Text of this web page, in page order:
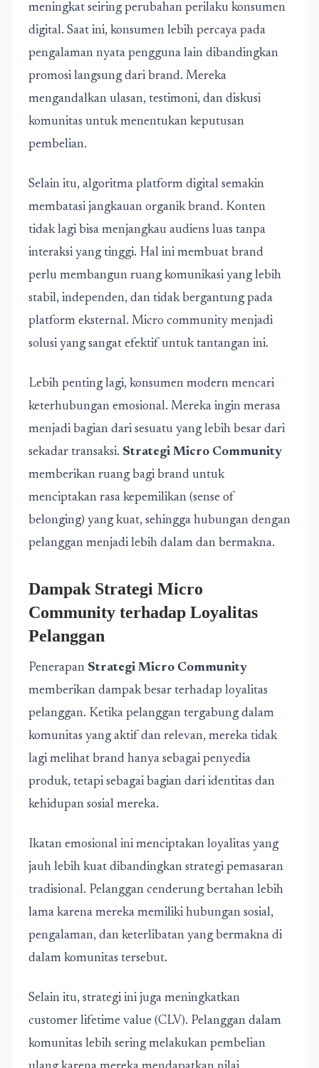
meningkat seiring perubahan perilaku konsumen
digital. Saat ini, konsumen lebih percaya pada
pengalaman nyata pengguna lain dibandingkan
promosi langsung dari brand. Mereka
mengandalkan ulasan, testimoni, dan diskusi
komunitas untuk menentukan keputusan
pembelian.
Selain itu, algoritma platform digital semakin
membatasi jangkauan organik brand. Konten
tidak lagi bisa menjangkau audiens luas tanpa
interaksi yang tinggi. Hal ini membuat brand
perlu membangun ruang komunikasi yang lebih
stabil, independen, dan tidak bergantung pada
platform eksternal. Micro community menjadi
solusi yang sangat efektif untuk tantangan ini.
Lebih penting lagi, konsumen modern mencari
keterhubungan emosional. Mereka ingin merasa
menjadi bagian dari sesuatu yang lebih besar dari
sekadar transaksi. Strategi Micro Community
memberikan ruang bagi brand untuk
menciptakan rasa kepemilikan (sense of
belonging) yang kuat, sehingga hubungan dengan
pelanggan menjadi lebih dalam dan bermakna.
Dampak Strategi Micro
Community terhadap Loyalitas
Pelanggan
Penerapan Strategi Micro Community
memberikan dampak besar terhadap loyalitas
pelanggan. Ketika pelanggan tergabung dalam
komunitas yang aktif dan relevan, mereka tidak
lagi melihat brand hanya sebagai penyedia
produk, tetapi sebagai bagian dari identitas dan
kehidupan sosial mereka.
Ikatan emosional ini menciptakan loyalitas yang
jauh lebih kuat dibandingkan strategi pemasaran
tradisional. Pelanggan cenderung bertahan lebih
lama karena mereka memiliki hubungan sosial,
pengalaman, dan keterlibatan yang bermakna di
dalam komunitas tersebut.
Selain itu, strategi ini juga meningkatkan
customer lifetime value (CLV). Pelanggan dalam
komunitas lebih sering melakukan pembelian